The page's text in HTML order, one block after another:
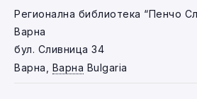
Регионална библиотека “Пенчо
Варна
бул. Сливница 34
Варна
Варна Bulgaria